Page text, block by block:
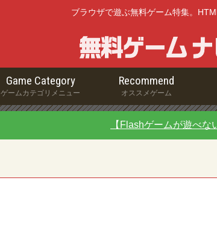
ブラウザで遊ぶ無料ゲーム特集。
Game Category
ゲームカテゴリメニュー
Recommend
オススメゲーム
【Flashゲームが遊べな